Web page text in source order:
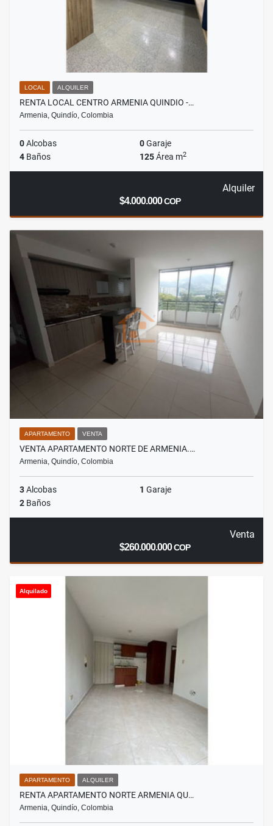
LOCAL ALQUILER
RENTA LOCAL CENTRO ARMENIA QUINDIO -…
Armenia, Quindío, Colombia
0Alcobas 0Garaje
4 Baños 125Área m2
Alquiler
$4.000.000COP
APARTAMENTO VENTA
VENTA APARTAMENTO NORTE DE ARMENIA.…
Armenia, Quindío, Colombia
3Alcobas 1 Garaje
2 Baños
Venta
$260.000.000COP
Alquilado
APARTAMENTO ALQUILER
RENTA APARTAMENTO NORTE ARMENIA QU…
Armenia, Quindío, Colombia